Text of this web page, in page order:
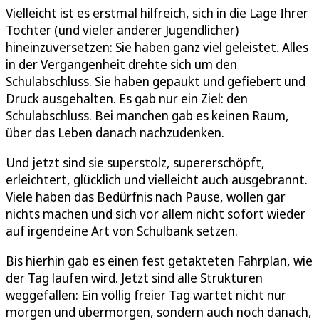
Vielleicht ist es erstmal hilfreich, sich in die Lage Ihrer
Tochter (und vieler anderer Jugendlicher)
hineinzuversetzen: Sie haben ganz viel geleistet. Alles
in der Vergangenheit drehte sich um den
Schulabschluss. Sie haben gepaukt und gefiebert und
Druck ausgehalten. Es gab nur ein Ziel: den
Schulabschluss. Bei manchen gab es keinen Raum,
über das Leben danach nachzudenken.
Und jetzt sind sie superstolz, supererschöpft,
erleichtert, glücklich und vielleicht auch ausgebrannt.
Viele haben das Bedürfnis nach Pause, wollen gar
nichts machen und sich vor allem nicht sofort wieder
auf irgendeine Art von Schulbank setzen.
Bis hierhin gab es einen fest getakteten Fahrplan, wie
der Tag laufen wird. Jetzt sind alle Strukturen
weggefallen: Ein völlig freier Tag wartet nicht nur
morgen und übermorgen, sondern auch noch danach,